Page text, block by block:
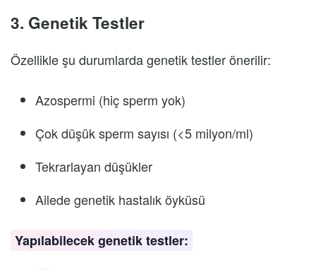
3. Genetik Testler
Özellikle şu durumlarda genetik testler önerilir:
Azospermi (hiç sperm yok)
Çok düşük sperm sayısı (<5 milyon/ml)
Tekrarlayan düşükler
Ailede genetik hastalık öyküsü
Yapılabilecek genetik testler: